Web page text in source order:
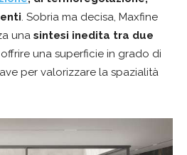
. Sobria ma decisa, Maxfine
una sintesi inedita tra due
una superficie in grado di
per valorizzare la spazialità